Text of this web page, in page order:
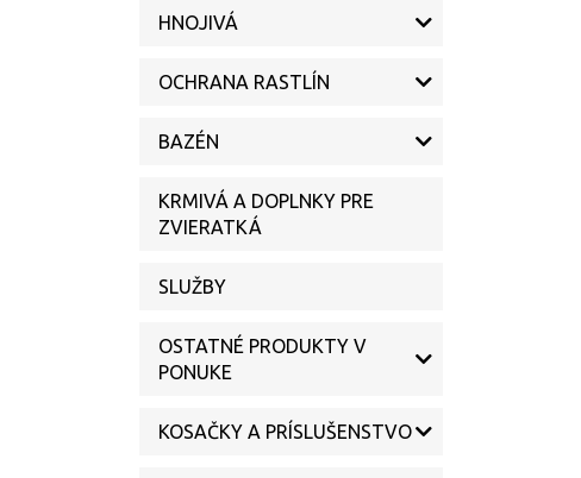
HNOJIVÁ
OCHRANA RASTLÍN
BAZÉN
KRMIVÁ A DOPLNKY PRE
ZVIERATKÁ
SLUŽBY
OSTATNÉ PRODUKTY V
PONUKE
KOSAČKY A PRÍSLUŠENSTVO